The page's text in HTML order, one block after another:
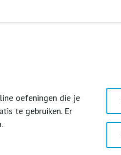
oefeningen die je
te gebruiken. Er